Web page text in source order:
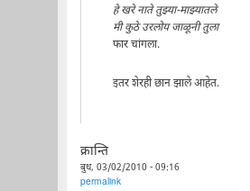
हे खरे नाते तुझ्या-माझ्यातले
मी कुठे उरलोय जाळूनी तुला
फार चांगला.
इतर शेरही छान झाले आहेत.
क्रान्ति
बुध, 03/02/2010 - 09:16
permalink